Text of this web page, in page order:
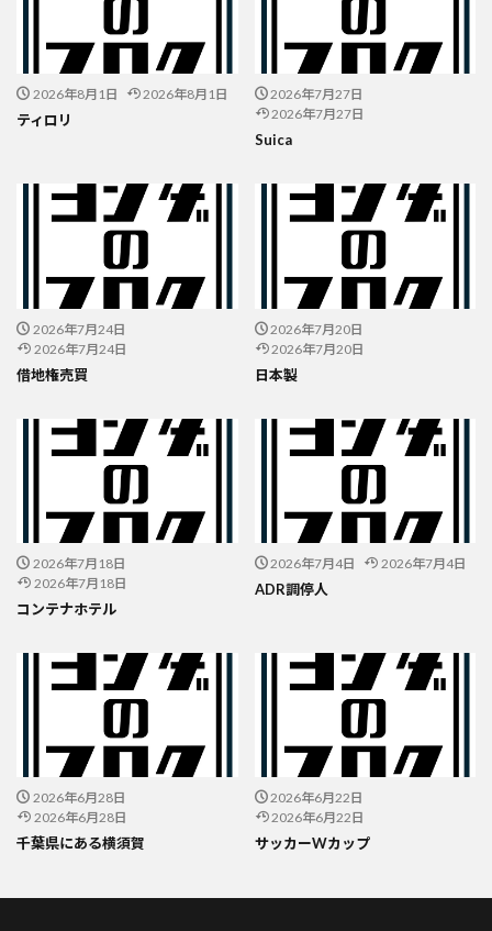
2026年8月1日 2026年8月1日
ティロリ
2026年7月27日
2026年7月27日
Suica
2026年7月24日
2026年7月24日
借地権売買
2026年7月20日
2026年7月20日
日本製
2026年7月18日
2026年7月18日
コンテナホテル
2026年7月4日 2026年7月4日
ADR調停人
2026年6月28日
2026年6月28日
千葉県にある横須賀
2026年6月22日
2026年6月22日
サッカーWカップ